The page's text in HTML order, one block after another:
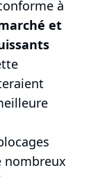
à
et
nombreux